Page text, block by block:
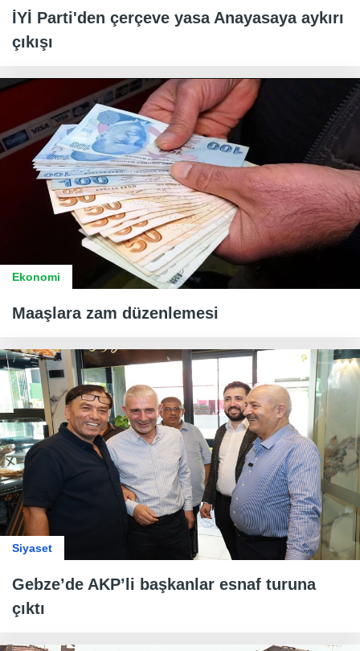
İYİ Parti'den çerçeve yasa Anayasaya aykırı
çıkışı
Ekonomi
Maaşlara zam düzenlemesi
Siyaset
Gebze’de AKP’li başkanlar esnaf turuna
çıktı